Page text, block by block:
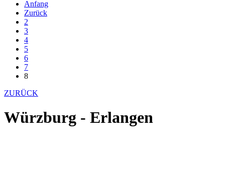
Anfang
Zurück
2
3
4
5
6
7
8
ZURÜCK
Würzburg - Erlangen